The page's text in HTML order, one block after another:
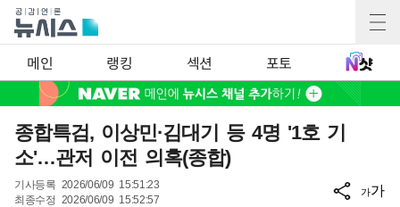
메인 랭킹 섹션 포토
종합특검, 이상민·김대기 등 4명 '1호 기
소'…관저 이전 의혹(종합)
기사등록 2026/06/09 15:51:23
최종수정 2026/06/09 15:52:57
가가